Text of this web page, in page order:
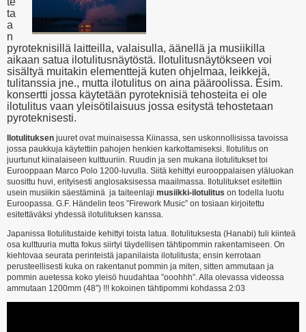
ta
a
n
pyroteknisillä laitteilla, valaisulla, äänellä ja musiikilla
aikaan satua ilotulitusnäytöstä. Ilotulitusnäytökseen voi
sisältyä muitakin elementtejä kuten ohjelmaa, leikkejä,
tulitanssia jne., mutta ilotulitus on aina pääroolissa. Esim.
konsertti jossa käytetään pyroteknisiä tehosteita ei ole
ilotulitus vaan yleisötilaisuus jossa esitystä tehostetaan
pyroteknisesti.
Ilotulituksen juuret ovat muinaisessa Kiinassa, sen uskonnollisissa tavoissa
jossa paukkuja käytettiin pahojen henkien karkottamiseksi. Ilotulitus on
juurtunut kiinalaiseen kulttuuriin. Ruudin ja sen mukana ilotulitukset toi
Eurooppaan Marco Polo 1200-luvulla. Siitä kehittyi eurooppalaisen yläluokan
suosittu huvi, erityisesti anglosaksisessa maailmassa. Ilotulitukset esitettiin
usein musiikin säestäminä ja taiteenlaji musiikki-ilotulitus on todella luotu
Euroopassa. G.F. Händelin teos ”Firework Music” on tosiaan kirjoitettu
esitettäväksi yhdessä ilotulituksen kanssa.
Japanissa Ilotulitustaide kehittyi toista latua. Ilotulituksesta (Hanabi) tuli kiinteä
osa kulttuuria mutta fokus siirtyi täydellisen tähtipommin rakentamiseen. On
kiehtovaa seurata perinteistä japanilaista ilotulitusta; ensin kerrotaan
perusteellisesti kuka on rakentanut pommin ja miten, sitten ammutaan ja
pommin auetessa koko yleisö huudahtaa ”ooohhh”. Alla olevassa videossa
ammutaan 1200mm (48″) !!! kokoinen tähtipommi kohdassa 2:03